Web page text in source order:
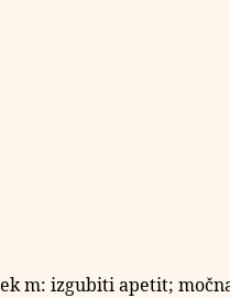
m: izgubiti apetit;